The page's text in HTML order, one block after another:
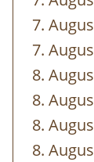
7.
7.
8.
8.
8.
8.